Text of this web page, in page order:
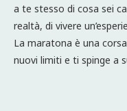
a te stesso di cosa sei
realtà, di vivere
La maratona è una
nuovi limiti e ti spinge a